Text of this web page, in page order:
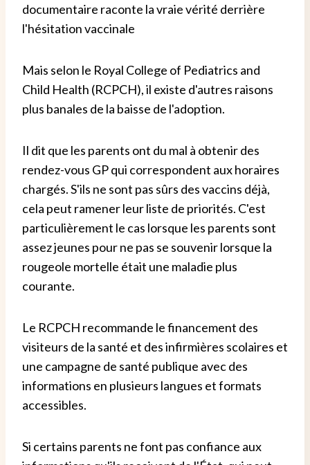
documentaire raconte la vraie vérité derrière
l'hésitation vaccinale
Mais selon le Royal College of Pediatrics and
Child Health (RCPCH), il existe d'autres raisons
plus banales de la baisse de l'adoption.
Il dit que les parents ont du mal à obtenir des
rendez-vous GP qui correspondent aux horaires
chargés. S'ils ne sont pas sûrs des vaccins déjà,
cela peut ramener leur liste de priorités. C'est
particulièrement le cas lorsque les parents sont
assez jeunes pour ne pas se souvenir lorsque la
rougeole mortelle était une maladie plus
courante.
Le RCPCH recommande le financement des
visiteurs de la santé et des infirmières scolaires et
une campagne de santé publique avec des
informations en plusieurs langues et formats
accessibles.
Si certains parents ne font pas confiance aux